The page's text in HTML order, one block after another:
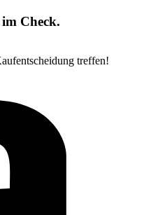
Check.
treffen!